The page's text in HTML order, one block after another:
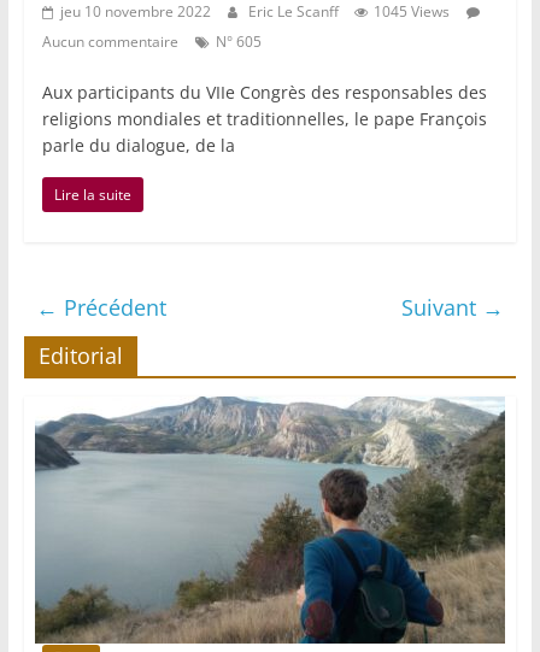
jeu 10 novembre 2022 Eric Le Scanff
1045 Views
Aucun commentaire
N° 605
Aux participants du VIIe Congrès des responsables des
religions mondiales et traditionnelles, le pape François
parle du dialogue, de la
Lire la suite
← Précédent
Suivant →
Editorial